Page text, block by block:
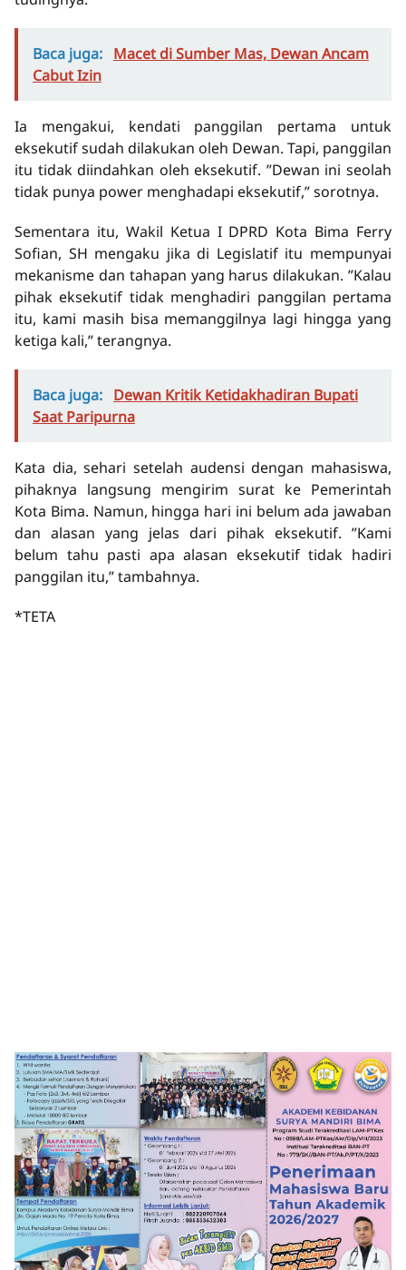
Baca juga: Macet di Sumber Mas, Dewan Ancam
Cabut Izin
Ia mengakui, kendati panggilan pertama untuk
eksekutif sudah dilakukan oleh Dewan. Tapi, panggilan
itu tidak diindahkan oleh eksekutif. ”Dewan ini seolah
tidak punya power menghadapi eksekutif,” sorotnya.
Sementara itu, Wakil Ketua I DPRD Kota Bima Ferry
Sofian, SH mengaku jika di Legislatif itu mempunyai
mekanisme dan tahapan yang harus dilakukan. ”Kalau
pihak eksekutif tidak menghadiri panggilan pertama
itu, kami masih bisa memanggilnya lagi hingga yang
ketiga kali,” terangnya.
Baca juga: Dewan Kritik Ketidakhadiran Bupati
Saat Paripurna
Kata dia, sehari setelah audensi dengan mahasiswa,
pihaknya langsung mengirim surat ke Pemerintah
Kota Bima. Namun, hingga hari ini belum ada jawaban
dan alasan yang jelas dari pihak eksekutif. ”Kami
belum tahu pasti apa alasan eksekutif tidak hadiri
panggilan itu,” tambahnya.
*TETA